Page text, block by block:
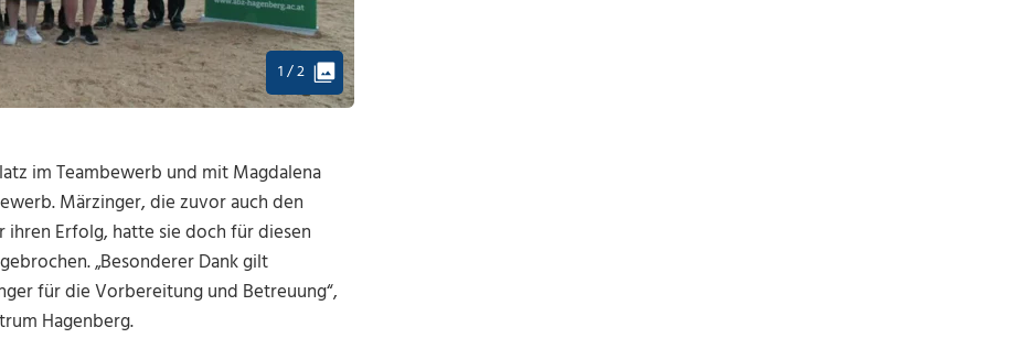
1 / 2
im Teambewerb und mit Magdalena
Märzinger, die zuvor auch den
Erfolg, hatte sie doch für diesen
„Besonderer Dank gilt
für die Vorbereitung und Betreuung“,
Hagenberg.